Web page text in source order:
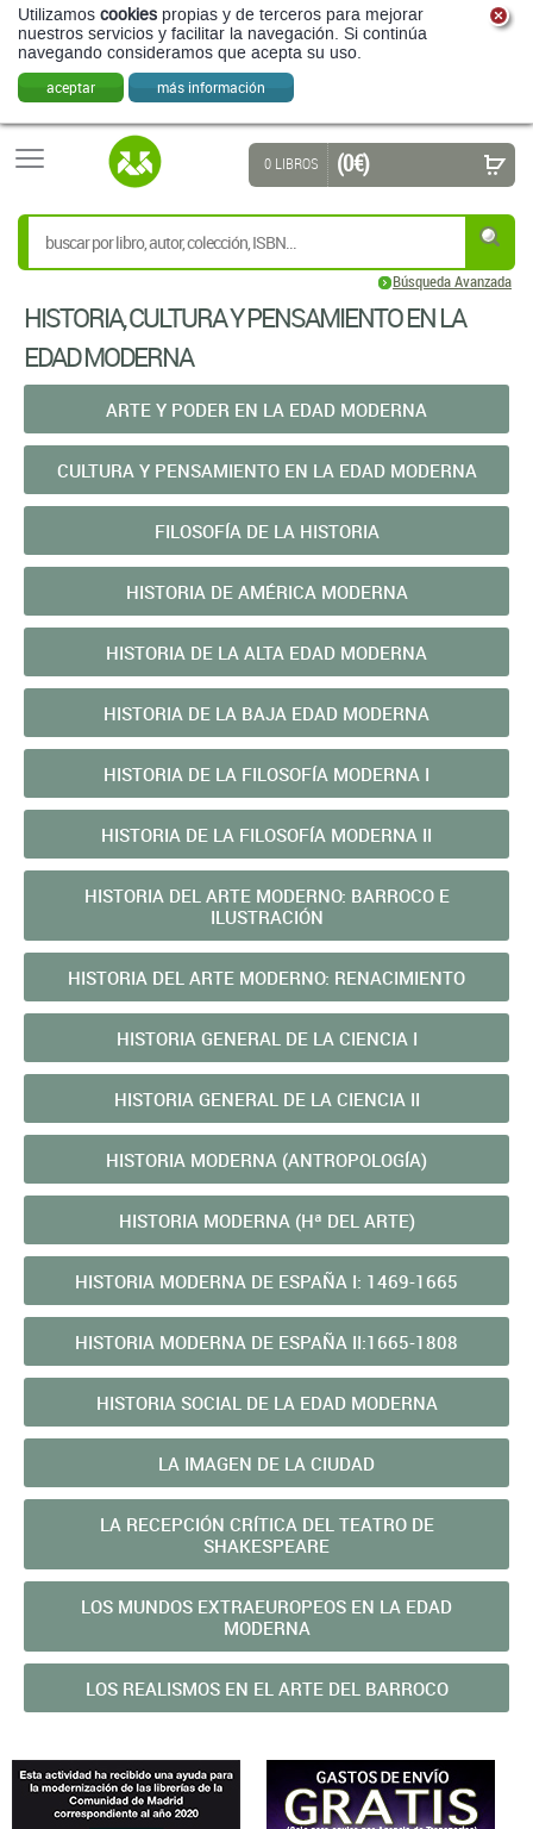
Utilizamos cookies propias y de terceros para mejorar
nuestros servicios y facilitar la navegación. Si continúa
navegando consideramos que acepta su uso.
aceptar más información
Búsqueda Avanzada
0 LIBROS (0 €)
HISTORIA, CULTURA Y PENSAMIENTO EN LA
EDAD MODERNA
ARTE Y PODER EN LA EDAD MODERNA
CULTURA Y PENSAMIENTO EN LA EDAD MODERNA
FILOSOFÍA DE LA HISTORIA
HISTORIA DE AMÉRICA MODERNA
HISTORIA DE LA ALTA EDAD MODERNA
HISTORIA DE LA BAJA EDAD MODERNA
HISTORIA DE LA FILOSOFÍA MODERNA I
HISTORIA DE LA FILOSOFÍA MODERNA II
HISTORIA DEL ARTE MODERNO: BARROCO E
ILUSTRACIÓN
HISTORIA DEL ARTE MODERNO: RENACIMIENTO
HISTORIA GENERAL DE LA CIENCIA I
HISTORIA GENERAL DE LA CIENCIA II
HISTORIA MODERNA (ANTROPOLOGÍA)
HISTORIA MODERNA (Hª DEL ARTE)
HISTORIA MODERNA DE ESPAÑA I: 1469-1665
HISTORIA MODERNA DE ESPAÑA II:1665-1808
HISTORIA SOCIAL DE LA EDAD MODERNA
LA IMAGEN DE LA CIUDAD
LA RECEPCIÓN CRÍTICA DEL TEATRO DE
SHAKESPEARE
LOS MUNDOS EXTRAEUROPEOS EN LA EDAD
MODERNA
LOS REALISMOS EN EL ARTE DEL BARROCO